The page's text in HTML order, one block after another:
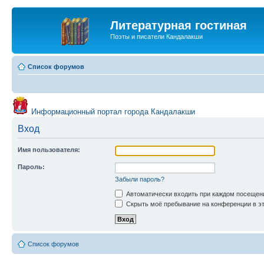
Литературная гостиная
Поэты и писатели Кандалакши
Список форумов
Информационный портал города Кандалакши
Вход
Имя пользователя:
Пароль:
Забыли пароль?
Автоматически входить при каждом
Скрыть моё пребывание на конференции в
Список форумов